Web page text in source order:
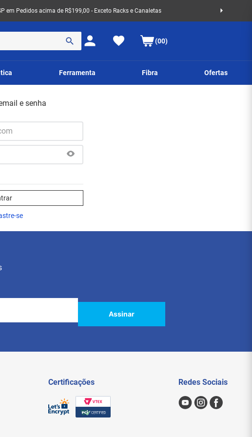
em Pedidos acima de R$199,00 - Exceto Racks e Canaletas
(00)
Ferramenta Fibra Ofertas
e senha
se
Assinar
Certificações Redes Sociais